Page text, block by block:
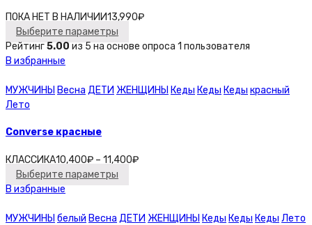
ПОКА НЕТ В НАЛИЧИИ13,990₽
Выберите параметры
Рейтинг5.00 из 5 на основе опроса 1 пользователя
В избранные
МУЖЧИНЫ Весна ДЕТИ ЖЕНЩИНЫ Кеды Кеды Кеды красный
Лето
Converse красные
КЛАССИКА10,400₽ – 11,400₽
Выберите параметры
В избранные
МУЖЧИНЫ белый Весна ДЕТИ ЖЕНЩИНЫ Кеды Кеды Кеды Лето